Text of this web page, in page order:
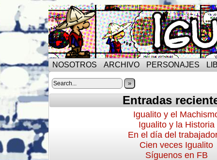
NOSOTROS ARCHIVO PERSONAJES
»
Entradas
Igualito y el
Igualito y la Historia
En el día del
Cien veces Igualito
Síguenos en FB